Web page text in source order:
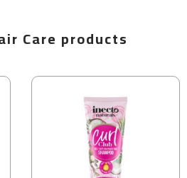
Care products